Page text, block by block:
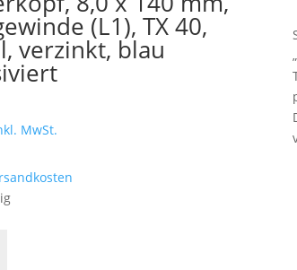
(L1), TX 40,
verzinkt, blau
MwSt.